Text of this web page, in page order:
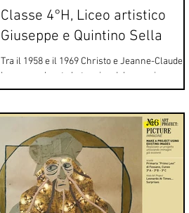
Classe 4°H, Liceo artistico
Giuseppe e Quintino Sella
Tra il 1958 e il 1969 Christo e Jeanne-Claude
hanno esplorato la tecnica del wrapping,
impacchettando oggetti di diverse forme,...